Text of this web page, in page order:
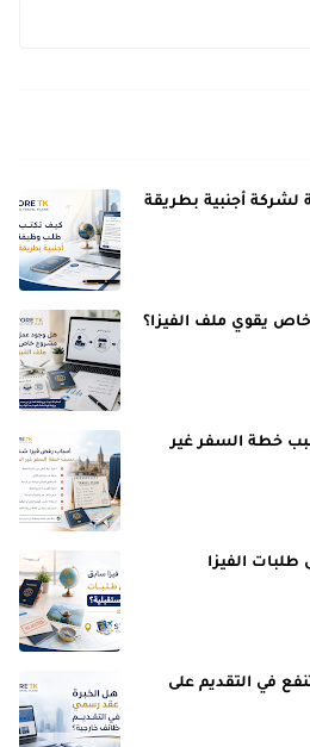
أجنبية بطريقة
يقوي ملف الفيزا؟
خطة السفر غير
الفيزا
في التقديم على